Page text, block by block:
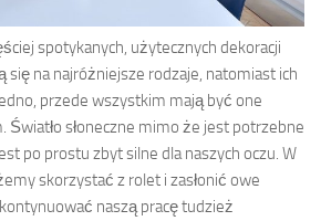
spotykanych, użytecznych dekoracji
się na najróżniejsze rodzaje, natomiast ich
przede wszystkim mają być one
Światło słoneczne mimo że jest potrzebne
po prostu zbyt silne dla naszych oczu. W
skorzystać z rolet i zasłonić owe
naszą pracę tudzież